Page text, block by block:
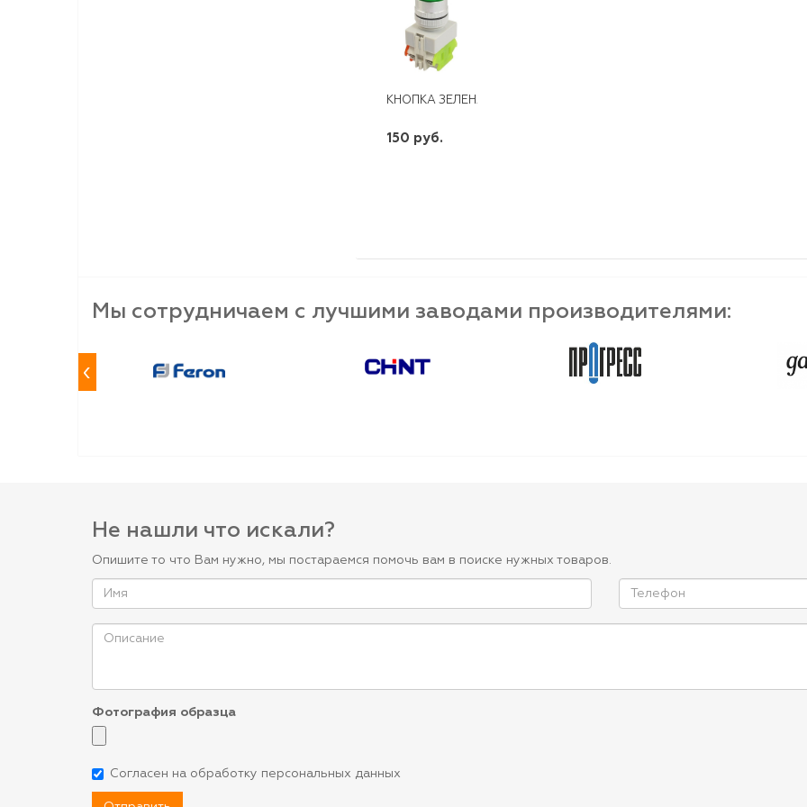
КНОПКА ЗЕЛЕНАЯ ВОЗВРАТНАЯ ВК-22-ABLF 1З+1Р
150 руб.
Мы сотрудничаем с лучшими заводами производителями:
‹
Не нашли что искали?
Опишите то что Вам нужно, мы постараемся помочь вам в поиске нужных товаров.
Фотография образца
Согласен на обработку персональных данных